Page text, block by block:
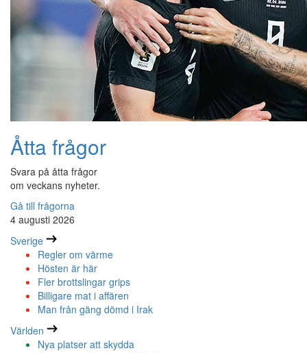
Åtta frågor
Svara på åtta frågor
om veckans nyheter.
Gå till frågorna
4 augusti 2026
Sverige
Regler om värme
Hösten är här
Fler brottslingar grips
Billigare mat i affären
Man från gäng dömd i Irak
Världen
Nya platser att skydda